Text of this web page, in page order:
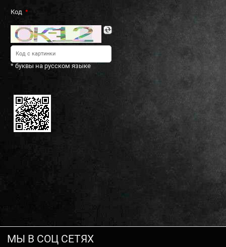
Код
* буквы на русском языке
МЫ В СОЦ СЕТЯХ